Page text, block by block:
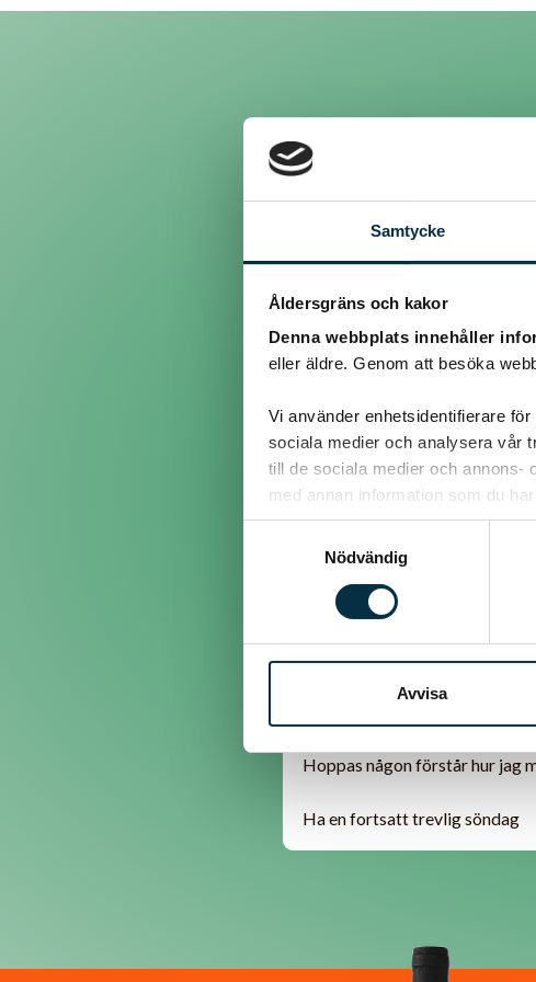
Samtycke
Åldersgräns och kakor
Denna webbplats innehåller
eller äldre. Genom att besöka
Vi använder enhetsidentifierare
sociala medier och analysera vår
till de sociala medier och annons-
med annan information som du
Nödvändig
Avvisa
Inlägg
@legomannen
Godkänna recept? Vad ska det
Administrationen kanske
nytt lösen.(N)
Hälsningar Boithe
@halen6966
Hoppas någon förstår hur jag
Ha en fortsatt trevlig söndag